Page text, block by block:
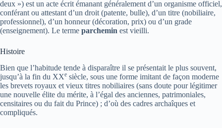
deux ») est un acte écrit émanant généralement d’un organisme officiel,
conférant ou attestant d’un droit (patente, bulle), d’un titre (nobiliaire,
professionnel), d’un honneur (décoration, prix) ou d’un grade
(enseignement). Le terme parchemin est vieilli.
Histoire
Bien que l’habitude tende à disparaître il se présentait le plus souvent,
jusqu’à la fin du XXe siècle, sous une forme imitant de façon moderne
les brevets royaux et vieux titres nobiliaires (sans doute pour légitimer
une nouvelle élite du mérite, à l’égal des anciennes, patrimoniales,
censitaires ou du fait du Prince) ; d’où des cadres archaîques et
compliqués.